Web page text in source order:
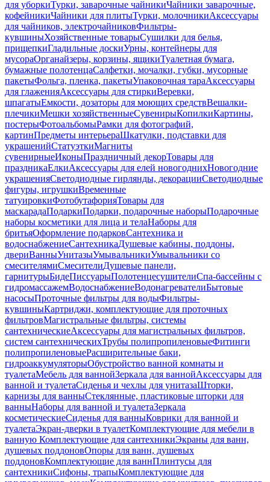
для уборкиТурки, заварочные чайникиЧайники заварочные,
кофейникиЧайники для плитыТурки, молочникиАксессуары
для чайников, электрочайниковФильтры-
кувшиныХозяйственные товарыСушилки для белья,
прищепкиГладильные доскиУрны, контейнеры для
мусораОрганайзеры, корзины, ящикиТуалетная бумага,
бумажные полотенцаСалфетки, мочалки, губки, мусорные
пакетыФольга, пленка, пакетыУпаковочная тараАксессуары
для глаженияАксессуары для стиркиВеревки,
шпагатыЕмкости, дозаторы для моющих средствВешалки-
плечикиМешки хозяйственныеСувенирыКопилкиКартины,
постерыФотоальбомыРамки для фотографий,
картинПредметы интерьераШкатулки, подставки для
украшенийСтатуэткиМагниты
сувенирныеИконыПраздничный декорТовары для
праздникаЕлкиАксессуары для елей новогоднихНовогодние
украшенияСветодиодные гирлянды, декорацииСветодиодные
фигуры, игрушкиВременные
татуировкиФотобутафорияТовары для
маскарадаПодаркиПодарки, подарочные наборыПодарочные
наборы косметики для лица и телаНаборы для
бритьяОформление подарковСантехника и
водоснабжениеСантехникаДушевые кабины, поддоны,
двериВанныУнитазыУмывальникиУмывальники со
смесителямиСмесителиДушевые панели,
гарнитурыБидеПиссуарыПолотенцесушителиСпа-бассейны с
гидромассажемВодоснабжениеВодонагревателиБытовые
насосыПроточные фильтры для водыФильтры-
кувшиныКартриджи, комплектующие для проточных
фильтровМагистральные фильтры, системы
сантехническиеАксессуары для магистральных фильтров,
систем сантехническихТрубы полипропиленовыеФитинги
полипропиленовыеРасширительные баки,
гидроаккумуляторыОбустройство ванной комнаты и
туалетаМебель для ваннойЗеркала для ваннойАксессуары для
ванной и туалетаСиденья и чехлы для унитазаШторки,
карнизы для ванныСтеклянные, пластиковые шторки для
ванныНаборы для ванной и туалетаЗеркала
косметическиеСиденья для ванныКоврики для ванной и
туалетаЭкран-дверки в туалетКомплектующие для мебели в
ванную Комплектующие для сантехникиЭкраны для ванн,
душевых поддоновОпоры для ванн, душевых
поддоновКомплектующие для ваннПлинтусы для
сантехникиСифоны, трапыКомплектующие для